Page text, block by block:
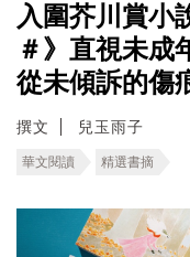
入圍芥川賞小
＃》直視未成
從未傾訴的傷
撰文 兒玉雨子
華文閱讀 精選書摘